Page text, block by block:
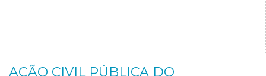
AÇÃO CIVIL PÚBLICA DO